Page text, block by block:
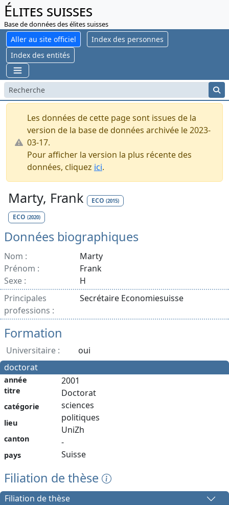
Élites suisses
Base de données des élites suisses
Aller au site officiel
Index des personnes
Index des entités
Les données de cette page sont issues de la
version de la base de données archivée le 2023-
03-17.
Pour afficher la version la plus récente des
données, cliquez ici.
Marty, Frank ECO (2015)
ECO (2020)
Données biographiques
Nom :
Marty
Prénom :
Frank
Sexe :
H
Principales
professions :
Secrétaire Economiesuisse
Formation
Universitaire :
oui
doctorat
année
titre
catégorie
lieu
canton
pays
2001
Doctorat
sciences
politiques
UniZh
-
Suisse
Filiation de thèse
Filiation de thèse